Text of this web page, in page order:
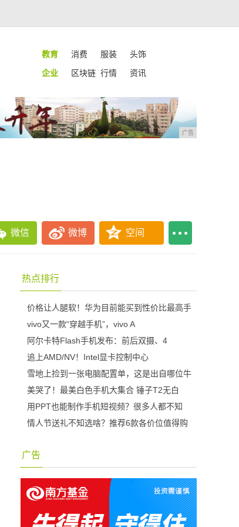
教育 消费 服装
头饰
企业 区块链 行情 资讯
广告
微信 微博 空间
热点排行
价格让人腿软！华为目前能买到性价比最高手
vivo又一款“穿越手机”，vivo A
阿尔卡特Flash手机发布：前后双摄、4
追上AMD/NV！Intel显卡控制中心
雪地上捡到一张电脑配置单，这是出自哪位牛
美哭了！最美白色手机大集合 锤子T2无白
用PPT也能制作手机短视频？很多人都不知
情人节送礼不知选啥？推荐6款各价位值得购
广告